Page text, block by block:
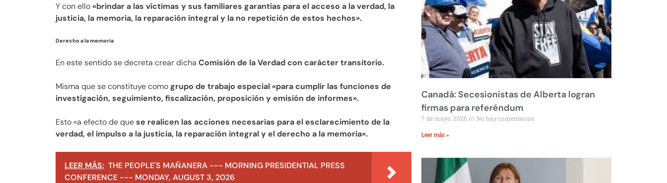
Y con ello«brindar a las víctimas y sus familiares garantías para el acceso a la verdad, la
justicia, la memoria, la reparación integral y la no repetición de estos hechos».
Derecho a la memoria
En este sentido se decreta crear dicha Comisión de la Verdad con carácter transitorio.
Misma que se constituye como grupo de trabajo especial «para cumplir las funciones de
investigación, seguimiento, fiscalización, proposición y emisión de informes».
Esto «a efecto de quese realicen las acciones necesarias para el esclarecimiento de la
verdad, el impulso a la justicia, la reparación integral y el derecho a la memoria».
LEER MÁS: THE PEOPLE'S MAÑANERA --- MORNING PRESIDENTIAL PRESS
CONFERENCE --- MONDAY, AUGUST 3, 2026
Canadá: Secesionistas de Alberta logran
firmas para referéndum
7 de mayo, 2026 No hay comentarios
Leer más »